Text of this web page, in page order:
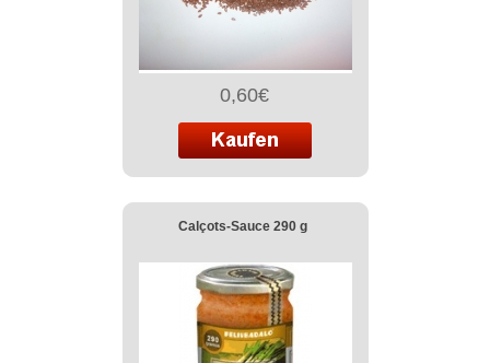
0,60€
Calçots-Sauce 290 g